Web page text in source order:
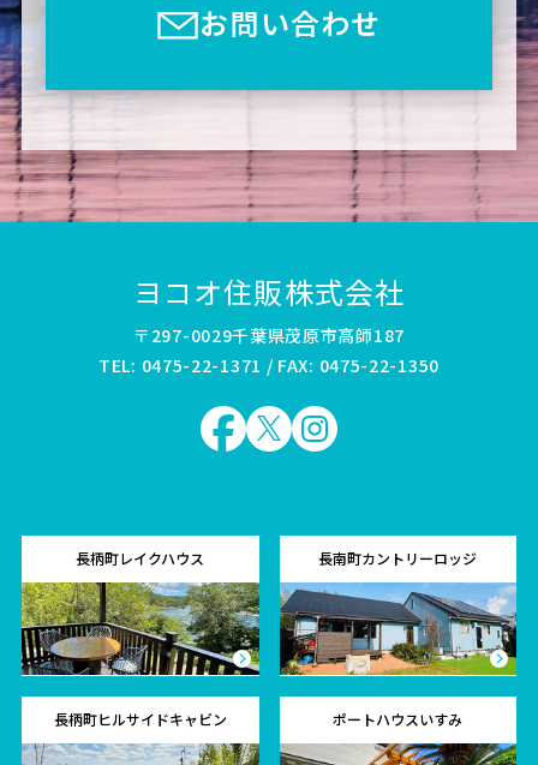
お問い合わせ
ヨコオ住販株式会社
〒297-0029千葉県茂原市高師187
TEL: 0475-22-1371 / FAX: 0475-22-1350
長柄町レイクハウス 長南町カントリーロッジ
長柄町ヒルサイドキャビン ポートハウスいすみ